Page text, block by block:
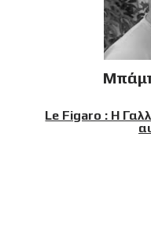
Le Figaro : Η